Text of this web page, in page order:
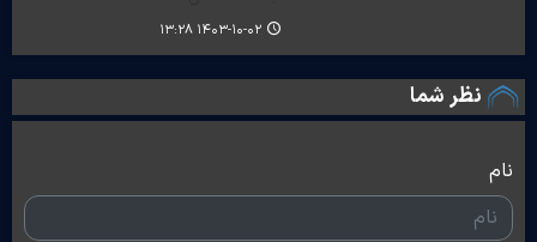
۱۴۰۳-۱۰-۰۲ ۱۳:۲۸
نظر شما
نام